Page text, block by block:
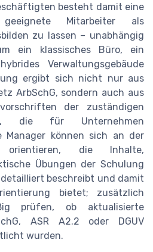
besteht damit eine
Mitarbeiter als
zu lassen – unabhängig
ein klassisches Büro, ein
Verwaltungsgebäude
ergibt sich nicht nur aus
ArbSchG, sondern auch aus
der zuständigen
die für Unternehmen
Manager können sich an der
orientieren, die Inhalte,
Übungen der Schulung
beschreibt und damit
bietet; zusätzlich
prüfen, ob aktualisierte
ASR A2.2 oder DGUV
wurden.